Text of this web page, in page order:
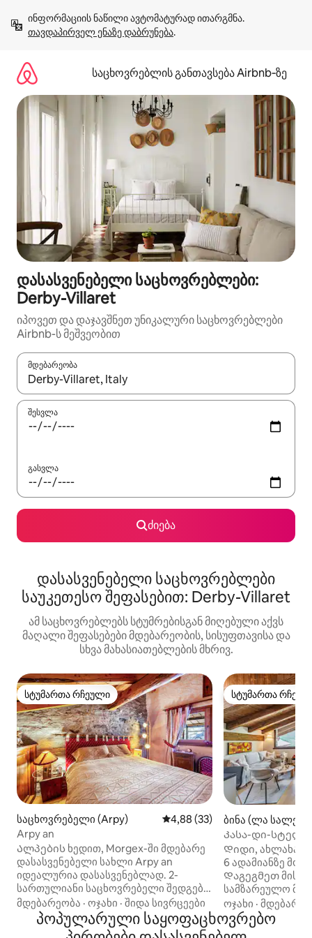
გადასვლა
თავდაპირველ ენაზე დაბრუნება.
საცხოვრებლის განთავსება Airbnb‑ზე
დასასვენებელი საცხოვრებლები:
Derby-Villaret
იპოვეთ და დაჯავშნეთ უნიკალური საცხოვრებლები
Airbnb-ს მეშვეობით
მდებარეობა
როცა შედეგები ხელმისაწვდომი გახდება, ნავიგაციისთვის
შესვლა
გასვლა
ძიება
დასასვენებელი საცხოვრებლები
საუკეთესო შეფასებით: Derby-Villaret
ამ საცხოვრებლებს სტუმრებისგან მიღებული აქვს
მაღალი შეფასებები მდებარეობის, სისუფთავისა და
სხვა მახასიათებლების მხრივ.
სტუმართა რჩეული
სტუმართა რჩეული
საცხოვრებელი (Arpy) საშუალო შეფასებაა 5‑დან
4,88 (33)
Arpy an
Ალპების ხედით, Morgex-ში მდებარე
დასასვენებელი სახლი Arpy an
იდეალურია დასასვენებლად. 2-
სართულიანი საცხოვრებელი შედგება
მისაღები ოთახისგან, რომელშიც არის
გასაშლელი დივანი 2 ადამიანისთვის,
სამზარეულო, 2 საძინებელი და 2
მდებარეობა · ოჯახი · შიდა სივრცეები
სტუმართა
სტუმართა
ბინა (ლა სალე)
Კასა-დი-სტელა
Დიდი, ახლახან
6 ადამიანზე
Დაგეგმეთ
სამზარეულო
ფანჯრებით და
ხედებით
სართულზე,
ოჯახი ·
პოპულარული საყოფაცხოვრებო